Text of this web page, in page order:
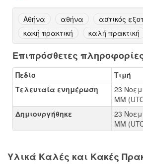
Αθήνα αθήνα
αστικός
κακή πρακτική
καλή πρακτική
Επιπρόσθετες
Πεδίο
Τιμή
Τελευταία ενημέρωση
23
ΜΜ
Δημιουργήθηκε
23
ΜΜ
Υλικά Καλές και Κακές